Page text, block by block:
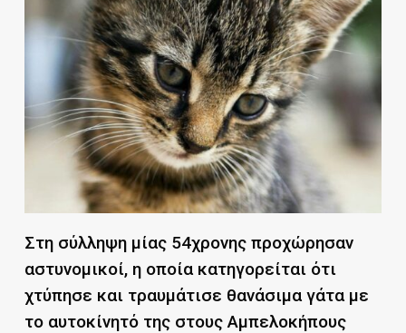
Στη σύλληψη μίας 54χρονης προχώρησαν
αστυνομικοί, η οποία κατηγορείται ότι
χτύπησε και τραυμάτισε θανάσιμα γάτα με
το αυτοκίνητό της στους Αμπελοκήπους